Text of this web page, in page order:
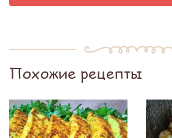
Похожие рецепты